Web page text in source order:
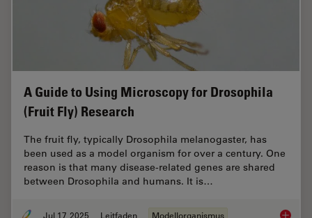
A Guide to Using Microscopy for Drosophila
(Fruit Fly) Research
The fruit fly, typically Drosophila melanogaster, has
been used as a model organism for over a century. One
reason is that many disease-related genes are shared
between Drosophila and humans. It is…
Jul 17, 2025 Leitfaden Modellorganismus A